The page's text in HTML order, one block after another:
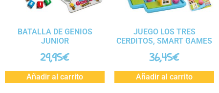
BATALLA DE GENIOS
JUNIOR
29,95€
Añadir al carrito
JUEGO LOS TRES
CERDITOS, SMART GAMES
36,45€
Añadir al carrito